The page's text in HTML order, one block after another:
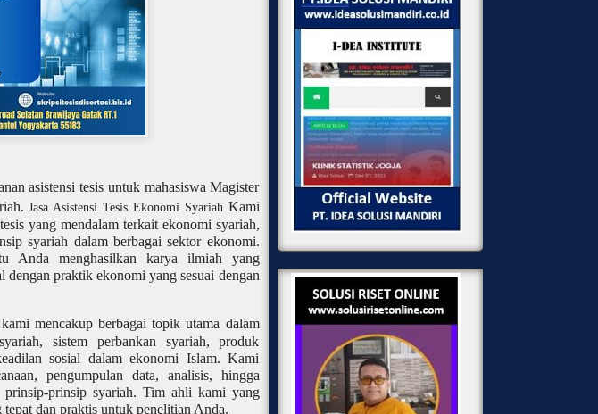
asistensi tesis untuk mahasiswa Magister
Jasa Asistensi Tesis Ekonomi Syariah Kami
yang mendalam terkait ekonomi syariah,
syariah dalam berbagai sektor ekonomi.
Anda menghasilkan karya ilmiah yang
praktik ekonomi yang sesuai dengan
kami mencakup berbagai topik utama dalam
sistem perbankan syariah, produk
sosial dalam ekonomi Islam. Kami
pengumpulan data, analisis, hingga
prinsip-prinsip syariah. Tim ahli kami yang
dan praktis untuk penelitian Anda.